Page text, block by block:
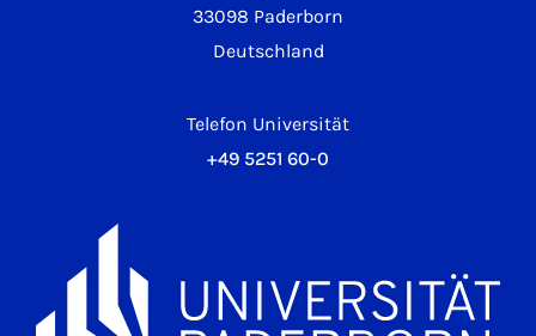
33098 Paderborn
Deutschland
Telefon Universität
+49 5251 60-0